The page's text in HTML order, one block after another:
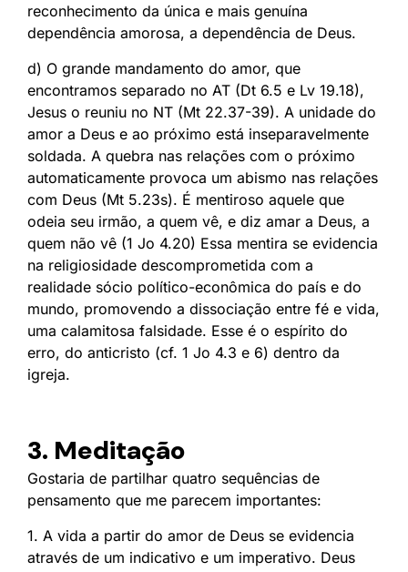
reconhecimento da única e mais genuína
dependência amorosa, a dependência de Deus.
d) O grande mandamento do amor, que
encontramos separado no AT (Dt 6.5 e Lv 19.18),
Jesus o reuniu no NT (Mt 22.37-39). A unidade do
amor a Deus e ao próximo está inseparavelmente
soldada. A quebra nas relações com o próximo
automaticamente provoca um abismo nas relações
com Deus (Mt 5.23s). É mentiroso aquele que
odeia seu irmão, a quem vê, e diz amar a Deus, a
quem não vê (1 Jo 4.20) Essa mentira se evidencia
na religiosidade descomprometida com a
realidade sócio político-econômica do país e do
mundo, promovendo a dissociação entre fé e vida,
uma calamitosa falsidade. Esse é o espírito do
erro, do anticristo (cf. 1 Jo 4.3 e 6) dentro da
igreja.
3. Meditação
Gostaria de partilhar quatro sequências de
pensamento que me parecem importantes:
1. A vida a partir do amor de Deus se evidencia
através de um indicativo e um imperativo. Deus